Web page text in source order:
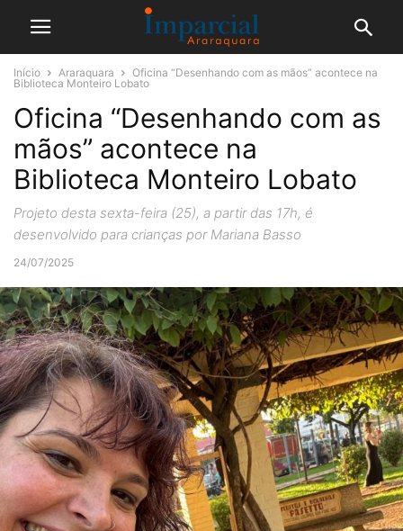
Início Araraquara
Oficina “Desenhando com as mãos” acontece na
Biblioteca Monteiro Lobato
Oficina “Desenhando com as
mãos” acontece na
Biblioteca Monteiro Lobato
Projeto desta sexta-feira (25), a partir das 17h, é
desenvolvido para crianças por Mariana Basso
24/07/2025